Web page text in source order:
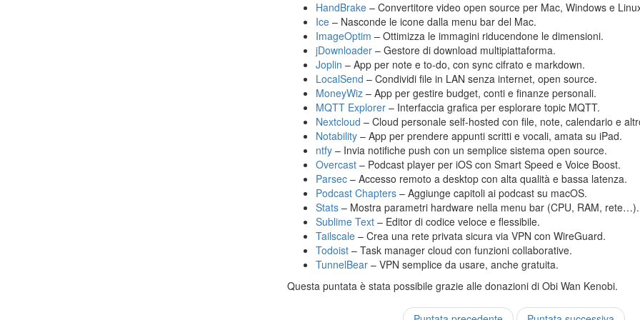
HandBrake – Convertitore video open source per Mac, Windows e
Ice – Nasconde le icone dalla menu bar del Mac.
ImageOptim – Ottimizza le immagini riducendone le dimensioni.
jDownloader – Gestore di download multipiattaforma.
Joplin – App per note e to-do, con sync cifrato e markdown.
LocalSend – Condividi file in LAN senza internet, open source.
MoneyWiz – App per gestire budget, conti e finanze personali.
MQTT Explorer – Interfaccia grafica per esplorare topic MQTT.
Nextcloud – Cloud personale self-hosted con file, note, calendario e
Notability – App per prendere appunti scritti e vocali, amata su iPad.
ntfy – Invia notifiche push con un semplice sistema open source.
Overcast – Podcast player per iOS con Smart Speed e Voice Boost.
Parsec – Accesso remoto a desktop con alta qualità e bassa latenza.
Podcast Chapters – Aggiunge capitoli ai podcast su macOS.
Stats – Mostra parametri hardware nella menu bar (CPU, RAM, rete…).
Sublime Text – Editor di codice veloce e flessibile.
Tailscale – Crea una rete privata sicura via VPN con WireGuard.
Todoist – Task manager cloud con funzioni collaborative.
TunnelBear – VPN semplice da usare, anche gratuita.
Questa puntata è stata possibile grazie alle donazioni di Obi Wan Kenobi.